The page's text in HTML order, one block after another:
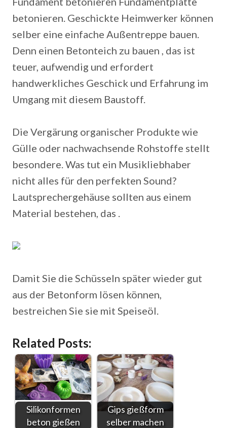
betonieren. Geschickte Heimwerker können
selber eine einfache Außentreppe bauen.
Denn einen Betonteich zu bauen , das ist
teuer, aufwendig und erfordert
handwerkliches Geschick und Erfahrung im
Umgang mit diesem Baustoff.
Die Vergärung organischer Produkte wie
Gülle oder nachwachsende Rohstoffe stellt
besondere. Was tut ein Musikliebhaber
nicht alles für den perfekten Sound?
Lautsprechergehäuse sollten aus einem
Material bestehen, das .
Damit Sie die Schüsseln später wieder gut
aus der Betonform lösen können,
bestreichen Sie sie mit Speiseöl.
Related Posts:
Silikonformen
beton gießen
Gips gießform
selber machen